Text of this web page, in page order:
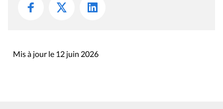
Mis à jour le 12 juin 2026